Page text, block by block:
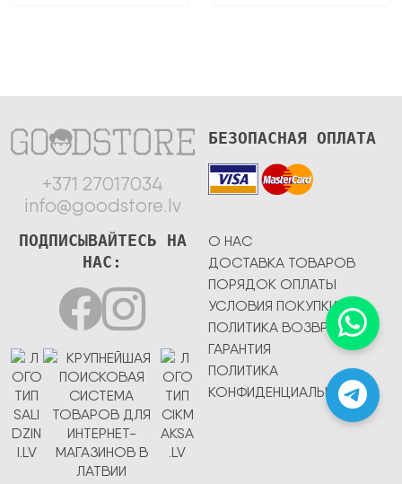
+371 27017034
info@goodstore.lv
БЕЗОПАСНАЯ ОПЛАТА
О НАС
ДОСТАВКА ТОВАРОВ
ПОРЯДОК ОПЛАТЫ
УСЛОВИЯ ПОКУПКИ
ПОЛИТИКА ВОЗВРАТА
ГАРАНТИЯ
ПОЛИТИКА
КОНФИДЕНЦИАЛЬНОСТИ
ПОДПИСЫВАЙТЕСЬ НА
НАС: